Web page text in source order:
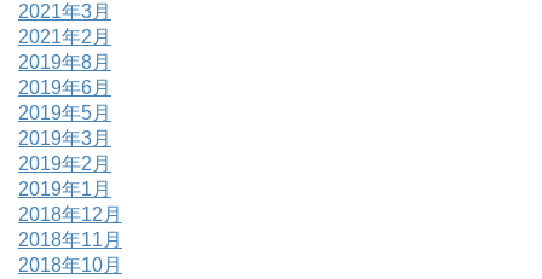
2021年3月
2021年2月
2019年8月
2019年6月
2019年5月
2019年3月
2019年2月
2019年1月
2018年12月
2018年11月
2018年10月